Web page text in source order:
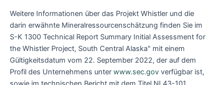
Weitere Informationen über das Projekt Whistler und die
darin erwähnte Mineralressourcenschätzung finden Sie im
S-K 1300 Technical Report Summary Initial Assessment for
the Whistler Project, South Central Alaska" mit einem
Gültigkeitsdatum vom 22. September 2022, der auf dem
Profil des Unternehmens unter www.sec.gov verfügbar ist,